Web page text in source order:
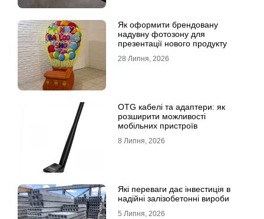
Як оформити брендовану
надувну фотозону для
презентації нового продукту
28 Липня, 2026
OTG кабелі та адаптери: як
розширити можливості
мобільних пристроїв
8 Липня, 2026
Які переваги дає інвестиція в
надійні залізобетонні вироби
5 Липня, 2026